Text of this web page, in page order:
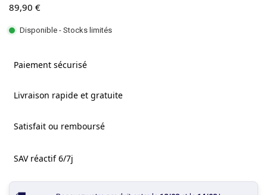
89,90 €
Disponible - Stocks limités
Paiement sécurisé
Livraison rapide et gratuite
Satisfait ou remboursé
SAV réactif 6/7j